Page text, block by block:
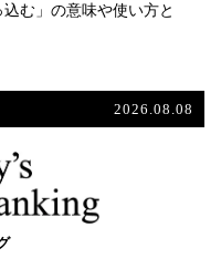
込む」の意味や使い方と
2026.08.08